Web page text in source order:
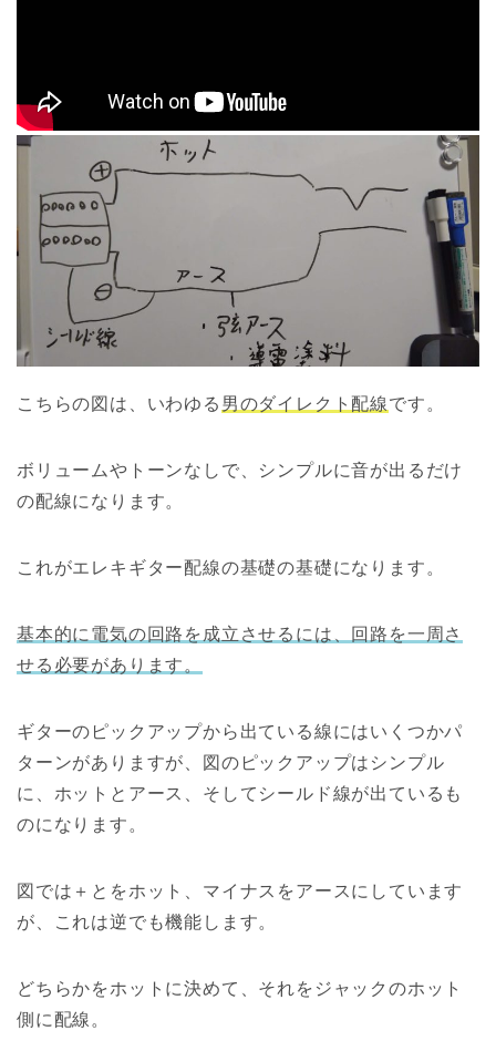
こちらの図は、いわゆる 男のダイレクト配線です。
ボリュームやトーンなしで、シンプルに音が出るだけ
の配線になります。
これがエレキギター配線の基礎の基礎になります。
基本的に電気の回路を成立させるには、回路を一周さ
せる必要があります。
ギターのピックアップから出ている線にはいくつかパ
ターンがありますが、図のピックアップはシンプル
に、ホットとアース、そしてシールド線が出ているも
のになります。
図では＋とをホット、マイナスをアースにしています
が、これは逆でも機能します。
どちらかをホットに決めて、それをジャックのホット
側に配線。